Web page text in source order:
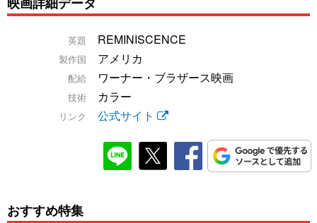
英題 REMINISCENCE
製作国 アメリカ
配給 ワーナー・ブラザース映画
技術 カラー
リンク 公式サイト
おすすめ特集